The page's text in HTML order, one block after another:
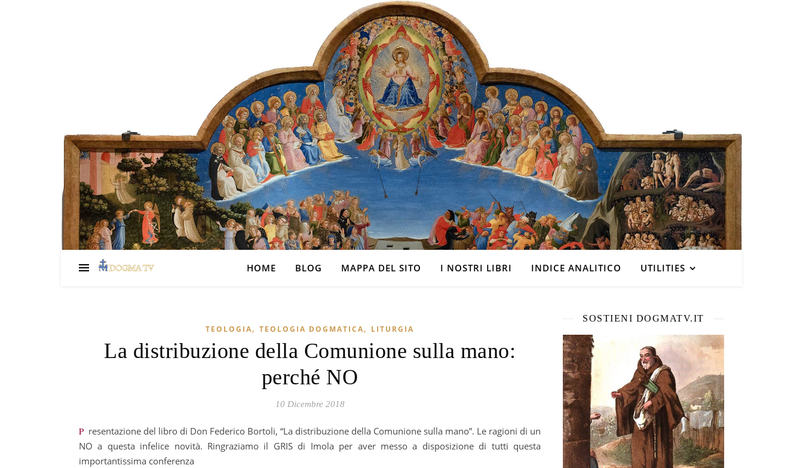
HOME BLOG MAPPA DEL SITO I NOSTRI LIBRI INDICE ANALITICO UTILITIES
TEOLOGIA, TEOLOGIA DOGMATICA, LITURGIA
La distribuzione della Comunione sulla mano:
perché NO
10 Dicembre 2018
Presentazione del libro di Don Federico Bortoli, “La distribuzione della Comunione sulla mano”. Le ragioni di un
NO a questa infelice novità. Ringraziamo il GRIS di Imola per aver messo a disposizione di tutti questa
importantissima conferenza
SOSTIENI DOGMATV.IT